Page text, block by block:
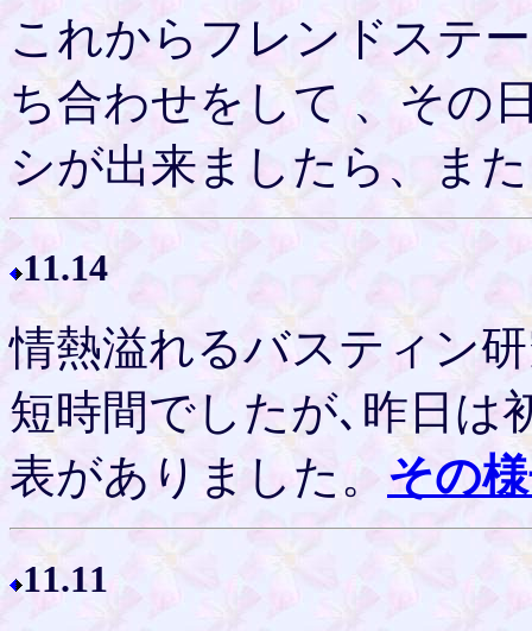
これからフレンドステ
ち合わせをして 、その
シが出来ましたら、ま
11.14
情熱溢れるバスティン
短時間でしたが､昨日は
表がありました。 その
11.11